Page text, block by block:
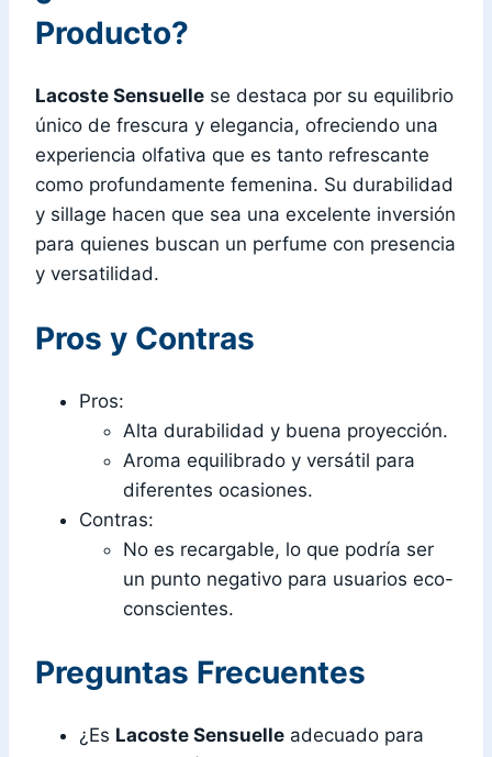
Producto?
Lacoste Sensuelle se destaca por su equilibrio
único de frescura y elegancia, ofreciendo una
experiencia olfativa que es tanto refrescante
como profundamente femenina. Su durabilidad
y sillage hacen que sea una excelente inversión
para quienes buscan un perfume con presencia
y versatilidad.
Pros y Contras
Pros:
Alta durabilidad y buena proyección.
Aroma equilibrado y versátil para
diferentes ocasiones.
Contras:
No es recargable, lo que podría ser
un punto negativo para usuarios eco-
conscientes.
Preguntas Frecuentes
¿Es Lacoste Sensuelle adecuado para